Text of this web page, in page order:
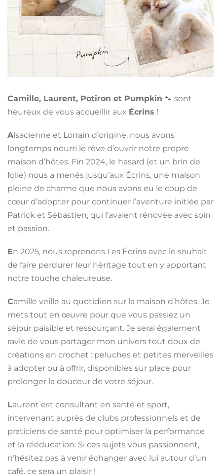
Camille, Laurent, Potiron et Pumpkin 🐾 sont
heureux de vous accueillir aux Écrins !
Alsacienne et Lorrain d’origine, nous avons
longtemps nourri le rêve d’ouvrir notre propre
maison d’hôtes. Fin 2024, le hasard (et un brin de
folie) nous a menés jusqu’aux Écrins, une maison
pleine de charme que nous avons eu le coup de
cœur d’adopter pour continuer l’aventure initiée par
Patrick et Sébastien, qui l’avaient rénovée avec soin
et passion.
En 2025, nous reprenons Les Écrins avec le souhait
de faire perdurer leur héritage tout en y apportant
notre touche chaleureuse.
Camille veille au quotidien sur la maison d’hôtes. Je
mets tout en œuvre pour que vous passiez un
séjour paisible et ressourçant. Je serai également
ravie de vous partager mon univers tout doux de
créations en crochet : peluches et petites merveilles
à adopter ou à offrir, disponibles sur place pour
prolonger la douceur de votre séjour.
Laurent est consultant en santé et sport,
intervenant auprès de clubs professionnels et de
praticiens de santé pour optimiser la performance
et la rééducation. Si ces sujets vous passionnent,
n’hésitez pas à venir échanger avec lui autour d’un
café, ce sera un plaisir !